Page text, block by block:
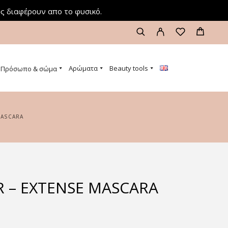
διαφέρουν απο το φυσικό.
Πρόσωπο & σώμα Αρώματα Beauty tools
– EXTENSE MASCARA